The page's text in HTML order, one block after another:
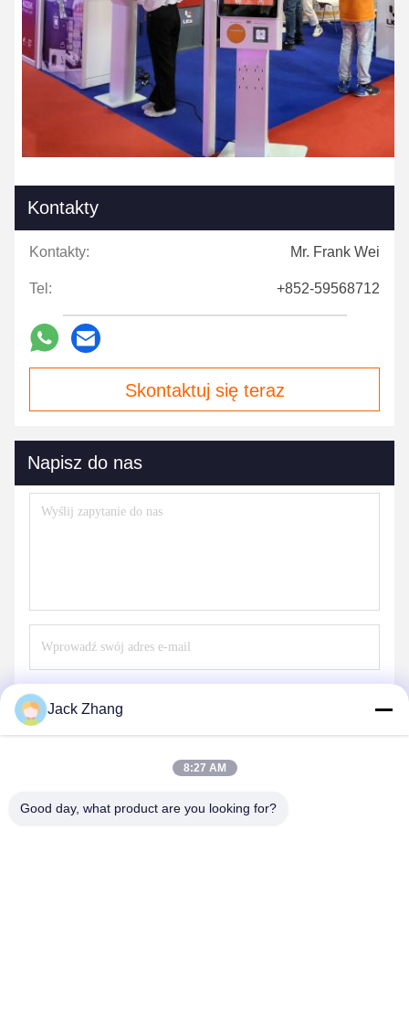
Kontakty
Kontakty: Mr. Frank Wei
Tel: +852-59568712
Skontaktuj się teraz
Napisz do nas
Jack Zhang
8:27 AM
Good day, what product are you looking for?